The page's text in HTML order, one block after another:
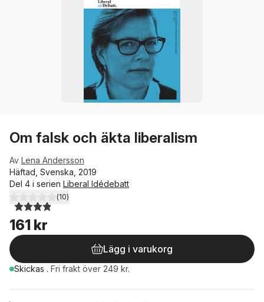
Om falsk och äkta liberalism
Av Lena Andersson
Häftad, Svenska, 2019
Del 4 i serien Liberal Idédebatt
3,9utav 5 stjärnor. Totalt antal röster:
(10)
161 kr
Lägg i varukorg
Skickas . Fri frakt över 249 kr.